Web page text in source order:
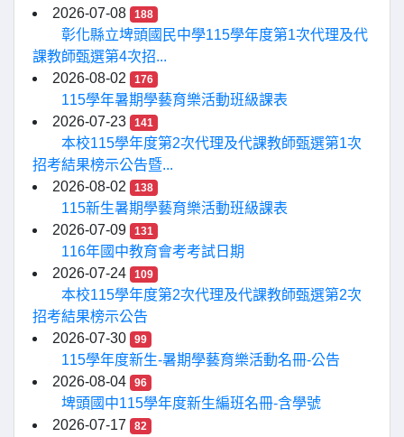
2026-07-08
188
彰化縣立埤頭國民中學115學年度第1次代理及代
課教師甄選第4次招...
2026-08-02
176
115學年暑期學藝育樂活動班級課表
2026-07-23
141
本校115學年度第2次代理及代課教師甄選第1次
招考結果榜示公告暨...
2026-08-02
138
115新生暑期學藝育樂活動班級課表
2026-07-09
131
116年國中教育會考考試日期
2026-07-24
109
本校115學年度第2次代理及代課教師甄選第2次
招考結果榜示公告
2026-07-30
99
115學年度新生-暑期學藝育樂活動名冊-公告
2026-08-04
96
埤頭國中115學年度新生編班名冊-含學號
2026-07-17
82